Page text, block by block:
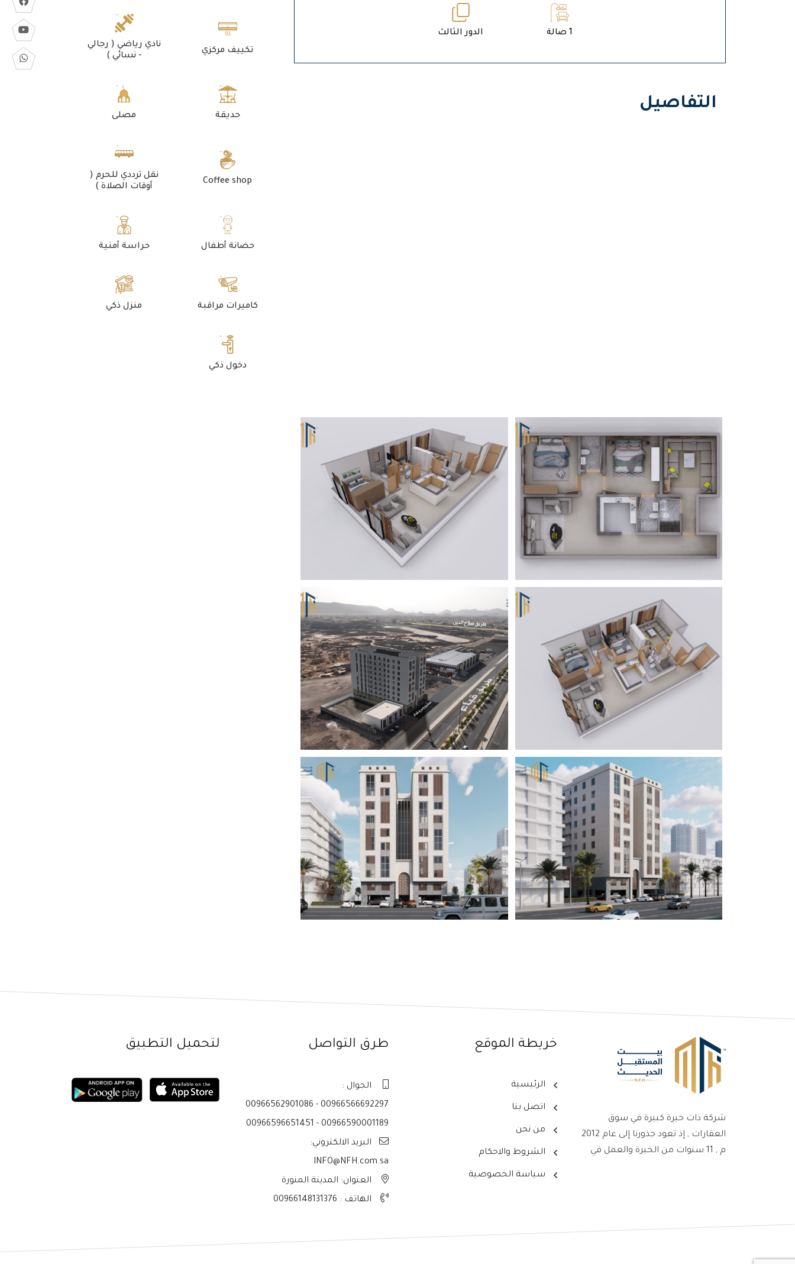
1 صالة الدور الثالث
التفاصيل
تكييف مركزي
نادي رياضي ( رجالي
- نسائي )
حديقة مصلى
Coffee shop
نقل ترددي للحرم (
أوقات الصلاة )
حضانة أطفال حراسة أمنية
كاميرات مراقبة منزل ذكي
دخول ذكي
شركة ذات خبرة كبيرة في سوق
العقارات , إذ تعود جذورنا إلى عام 2012
م , 11 سنوات من الخبرة والعمل في
خريطة الموقع
الرئيسية
اتصل بنا
من نحن
الشروط والاحكام
سياسة الخصوصية
طرق التواصل
الجوال :
00966562901086 - 00966566692297
00966596651451 - 00966590001189
البريد الالكتروني:
INFO@NFH.com.sa
العنوان: المدينة المنورة
الهاتف : 00966148131376
لتحميل التطبيق